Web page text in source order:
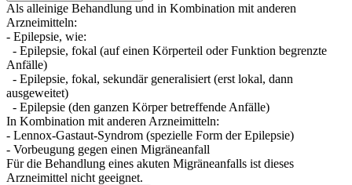
Als alleinige Behandlung und in Kombination mit anderen
Arzneimitteln:
- Epilepsie, wie:
- Epilepsie, fokal (auf einen Körperteil oder Funktion begrenzte
Anfälle)
- Epilepsie, fokal, sekundär generalisiert (erst lokal, dann
ausgeweitet)
- Epilepsie (den ganzen Körper betreffende Anfälle)
In Kombination mit anderen Arzneimitteln:
- Lennox-Gastaut-Syndrom (spezielle Form der Epilepsie)
- Vorbeugung gegen einen Migräneanfall
Für die Behandlung eines akuten Migräneanfalls ist dieses
Arzneimittel nicht geeignet.